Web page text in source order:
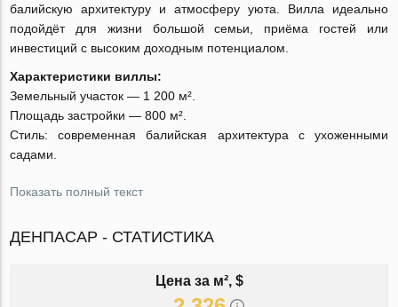
балийскую архитектуру и атмосферу уюта. Вилла идеально
подойдёт для жизни большой семьи, приёма гостей или
инвестиций с высоким доходным потенциалом.
Характеристики виллы:
Земельный участок — 1 200 м².
Площадь застройки — 800 м².
Стиль: современная балийская архитектура с ухоженными
садами.
Показать полный текст
ДЕНПАСАР - СТАТИСТИКА
Цена за м², $